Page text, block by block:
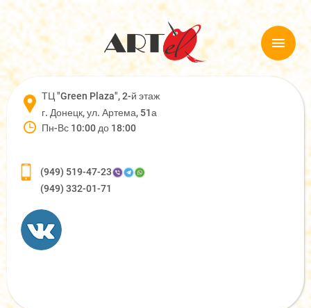
ТЦ "Green Plaza", 2-й этаж
г. Донецк, ул. Артема, 51а
Пн-Вс 10:00 до 18:00
(949) 519-47-23
(949) 332-01-71